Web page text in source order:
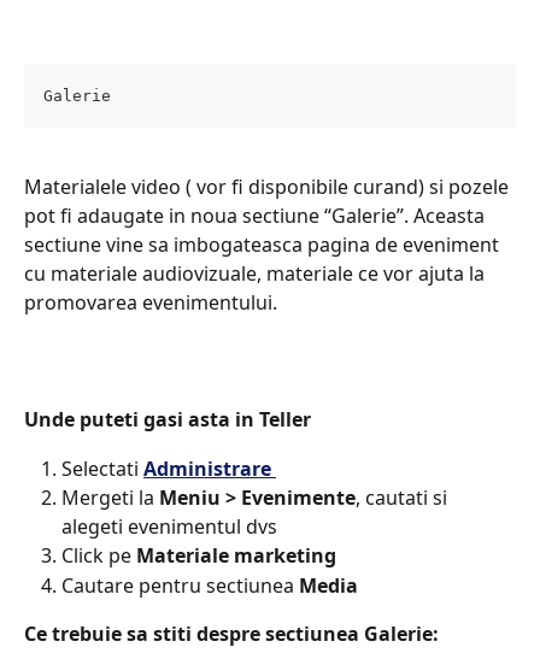
Galerie
Materialele video ( vor fi disponibile curand) si pozele
pot fi adaugate in noua sectiune “Galerie”. Aceasta
sectiune vine sa imbogateasca pagina de eveniment
cu materiale audiovizuale, materiale ce vor ajuta la
promovarea evenimentului.
Unde puteti gasi asta in Teller​
Selectati Administrare
Mergeti la Meniu > Evenimente, cautati si
alegeti evenimentul dvs
Click pe Materiale marketing​
Cautare pentru sectiunea Media
Ce trebuie sa stiti despre sectiunea Galerie:​